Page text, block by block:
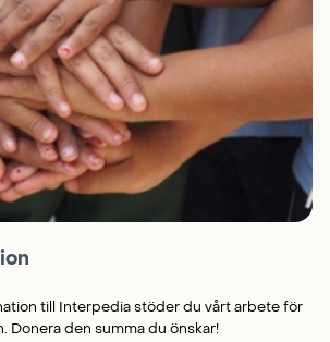
till Interpedia stöder du vårt arbete för
Donera den summa du önskar!